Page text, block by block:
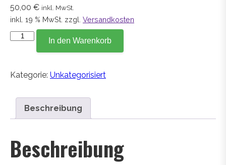
50,00 € inkl. MwSt.
inkl. 19 % MwSt. zzgl. Versandkosten
Koordinate
In den Warenkorb
Kategorie: Unkategorisiert
Beschreibung
Beschreibung